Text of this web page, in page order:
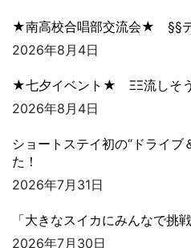
★南高校合唱部交流会★ §§
2026年8月4日
★七夕イベント★ ΞΞ流しそ
2026年8月4日
ショートステイ初の“ドライブ
た！
2026年7月31日
「大きなスイカにみんなで挑
2026年7月30日